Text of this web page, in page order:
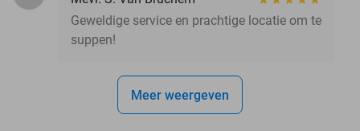
Geweldige service en prachtige locatie om te
suppen!
Meer weergeven